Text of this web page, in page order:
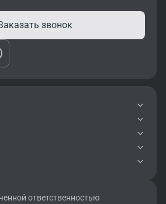
звонок
ответственностью